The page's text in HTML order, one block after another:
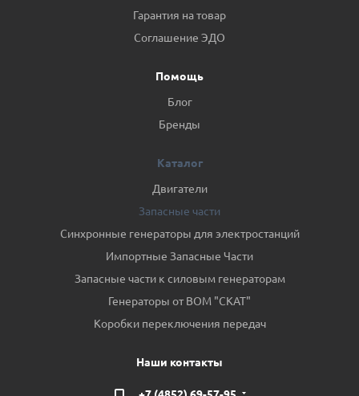
Гарантия на товар
Соглашение ЭДО
Помощь
Блог
Бренды
Каталог
Двигатели
Запасные части
Синхронные генераторы для электростанций
Импортные Запасные Части
Запасные части к силовым генераторам
Генераторы от ВОМ "СКАТ"
Коробки переключения передач
Наши контакты